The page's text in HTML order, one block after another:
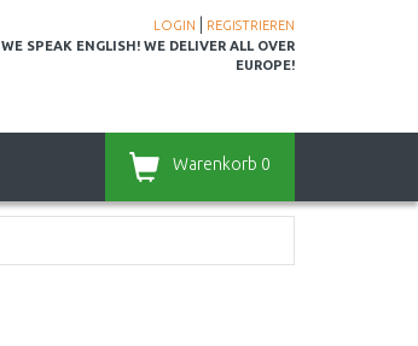
LOGIN
REGISTRIEREN
WE SPEAK ENGLISH! WE DELIVER ALL OVER
EUROPE!
Warenkorb 0